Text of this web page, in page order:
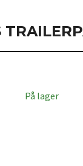
På lager